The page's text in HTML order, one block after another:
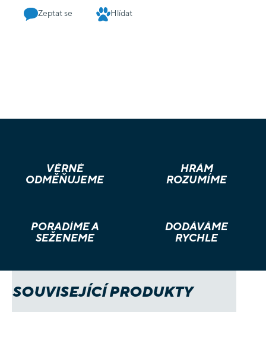
Nordic Horror Roleplaying je řada RPG od nakladatelství Free
Zeptat se Hlídat
VĚRNÉ
ODMĚŇUJEME
HRÁM
ROZUMÍME
PORADÍME A
SEŽENEME
DODÁVÁME
RYCHLE
SOUVISEJÍCÍ PRODUKTY